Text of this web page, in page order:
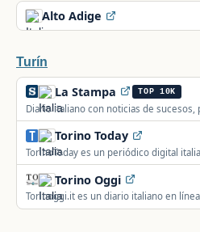
Alto Adige
Turín
La Stampa TOP 10K
Diario italiano con noticias de
de Italia y del mundo.
Torino Today
TorinoToday es un periódico digital
deporte y cultura de los barrios de
Torino Oggi
Torinoggi.it es un diario italiano en
de Turín sobre actualidad, política y